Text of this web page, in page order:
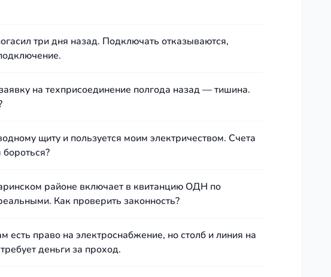
три дня назад. Подключать отказываются,
на техприсоединение полгода назад — тишина.
щиту и пользуется моим электричеством. Счета
районе включает в квитанцию ОДН по
Как проверить законность?
есть право на электроснабжение, но столб и линия на
деньги за проход.